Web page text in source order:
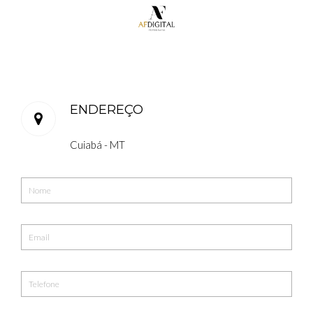
ENDEREÇO
Cuiabá - MT